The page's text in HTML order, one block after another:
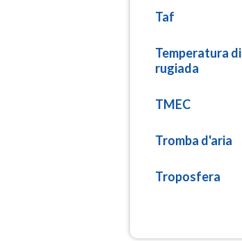
Taf
Temperatura di
rugiada
TMEC
Tromba d'aria
Troposfera